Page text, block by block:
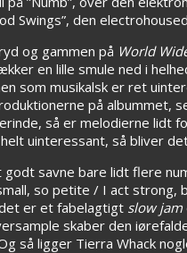
Swings”, den
og gammen på World
en lille smule ned i
som musikalsk er ret
på albummet,
så er melodierne
uinteressant, så bliver
godt savne bare lidt flere
so petite / I act strong,
er et fabelagtigt slow jam
skaber den
så ligger Tierra Whack